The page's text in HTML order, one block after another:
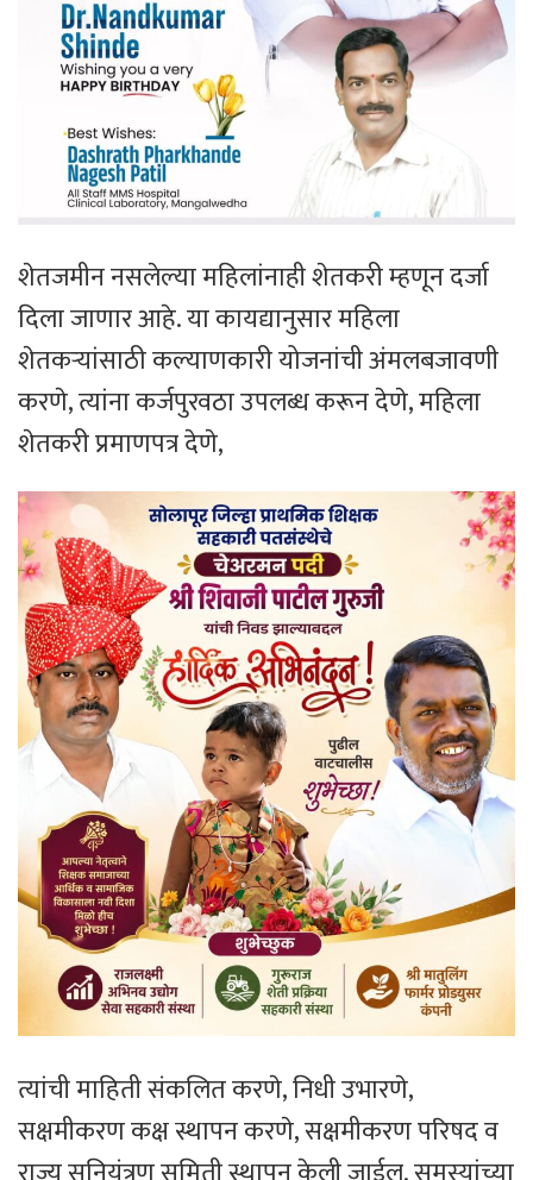
शेतजमीन नसलेल्या महिलांनाही शेतकरी म्हणून दर्जा
दिला जाणार आहे. या कायद्यानुसार महिला
शेतकऱ्यांसाठी कल्याणकारी योजनांची अंमलबजावणी
करणे, त्यांना कर्जपुरवठा उपलब्ध करून देणे, महिला
शेतकरी प्रमाणपत्र देणे,
त्यांची माहिती संकलित करणे, निधी उभारणे,
सक्षमीकरण कक्ष स्थापन करणे, सक्षमीकरण परिषद व